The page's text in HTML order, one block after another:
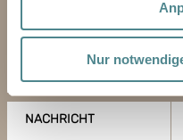
Nur
E-MAIL-ADRESSE
NACHRICHT